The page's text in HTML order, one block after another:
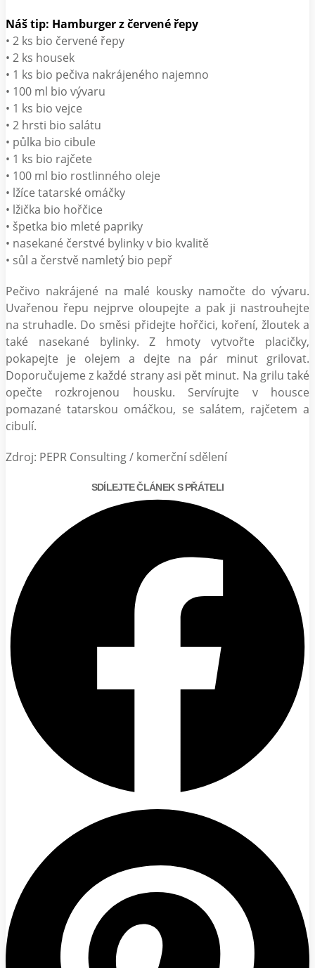
Náš tip: Hamburger z červené řepy
• 2 ks bio červené řepy
• 2 ks housek
• 1 ks bio pečiva nakrájeného najemno
• 100 ml bio vývaru
• 1 ks bio vejce
• 2 hrsti bio salátu
• půlka bio cibule
• 1 ks bio rajčete
• 100 ml bio rostlinného oleje
• lžíce tatarské omáčky
• lžička bio hořčice
• špetka bio mleté papriky
• nasekané čerstvé bylinky v bio kvalitě
• sůl a čerstvě namletý bio pepř
Pečivo nakrájené na malé kousky namočte do vývaru.
Uvařenou řepu nejprve oloupejte a pak ji nastrouhejte
na struhadle. Do směsi přidejte hořčici, koření, žloutek a
také nasekané bylinky. Z hmoty vytvořte placičky,
pokapejte je olejem a dejte na pár minut grilovat.
Doporučujeme z každé strany asi pět minut. Na grilu také
opečte rozkrojenou housku. Servírujte v housce
pomazané tatarskou omáčkou, se salátem, rajčetem a
cibulí.
Zdroj: PEPR Consulting / komerční sdělení
SDÍLEJTE ČLÁNEK S PŘÁTELI